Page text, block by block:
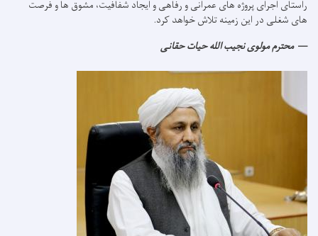
راستای اجرای پروژه های عمرانی و رفاهی و ایجاد شفافیت، مشوق ها و فرصت
های شغلی در این زمینه تلاش خواهد کرد.
محترم مولوی نجیب الله حیات حقانی